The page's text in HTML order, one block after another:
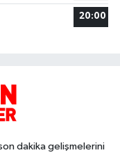
20:00
dakika gelişmelerini